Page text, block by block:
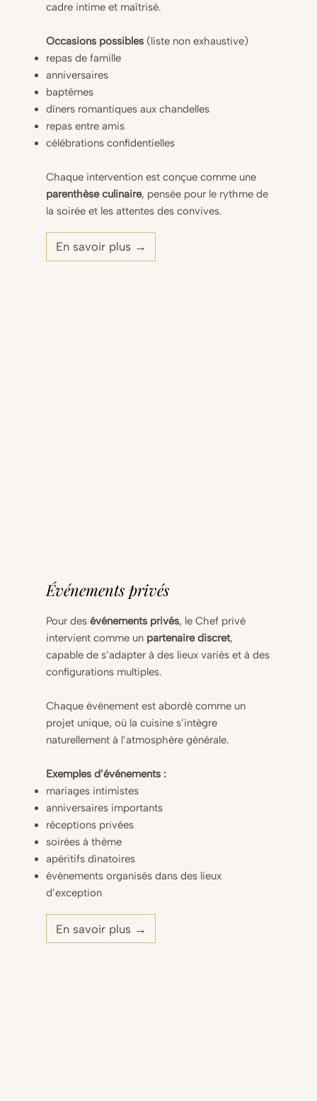
cadre intime et maîtrisé.
Occasions possibles (liste non exhaustive)
repas de famille
anniversaires
baptêmes
dîners romantiques aux chandelles
repas entre amis
célébrations confidentielles
Chaque intervention est conçue comme une
parenthèse culinaire, pensée pour le rythme de
la soirée et les attentes des convives.
En savoir plus →
Événements privés
Pour desévénements privés, le Chef privé
intervient comme un partenaire discret,
capable de s’adapter à des lieux variés et à des
configurations multiples.
Chaque événement est abordé comme un
projet unique, où la cuisine s’intègre
naturellement à l’atmosphère générale.
Exemples d’événements :
mariages intimistes
anniversaires importants
réceptions privées
soirées à thème
apéritifs dînatoires
événements organisés dans des lieux
d’exception
En savoir plus →